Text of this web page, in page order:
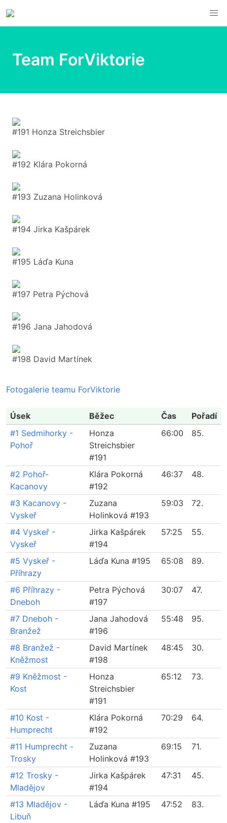
Team ForViktorie
#191 Honza Streichsbier
#192 Klára Pokorná
#193 Zuzana Holinková
#194 Jirka Kašpárek
#195 Láďa Kuna
#197 Petra Pýchová
#196 Jana Jahodová
#198 David Martínek
Fotogalerie teamu ForViktorie
Úsek Běžec Čas
Pořadí
#1 Sedmihorky -
Pohoř
Honza
Streichsbier
#191
66:00 85.
#2 Pohoř-
Kacanovy
Klára Pokorná
#192
46:37 48.
#3 Kacanovy -
Vyskeř
Zuzana
Holinková #193
59:03 72.
#4 Vyskeř -
Vyskeř
Jirka Kašpárek
#194
57:25 55.
#5 Vyskeř -
Příhrazy
Láďa Kuna #195 65:08 89.
#6 Příhrazy -
Dneboh
Petra Pýchová
#197
30:07 47.
#7 Dneboh -
Branžež
Jana Jahodová
#196
55:48 95.
#8 Branžež -
Kněžmost
David Martínek
#198
48:45 30.
#9 Kněžmost -
Kost
Honza
Streichsbier
#191
65:12 73.
#10 Kost -
Humprecht
Klára Pokorná
#192
70:29 64.
#11 Humprecht -
Trosky
Zuzana
Holinková #193
69:15 71.
#12 Trosky -
Mladějov
Jirka Kašpárek
#194
47:31 45.
#13 Mladějov -
Libuň
Láďa Kuna #195 47:52 83.